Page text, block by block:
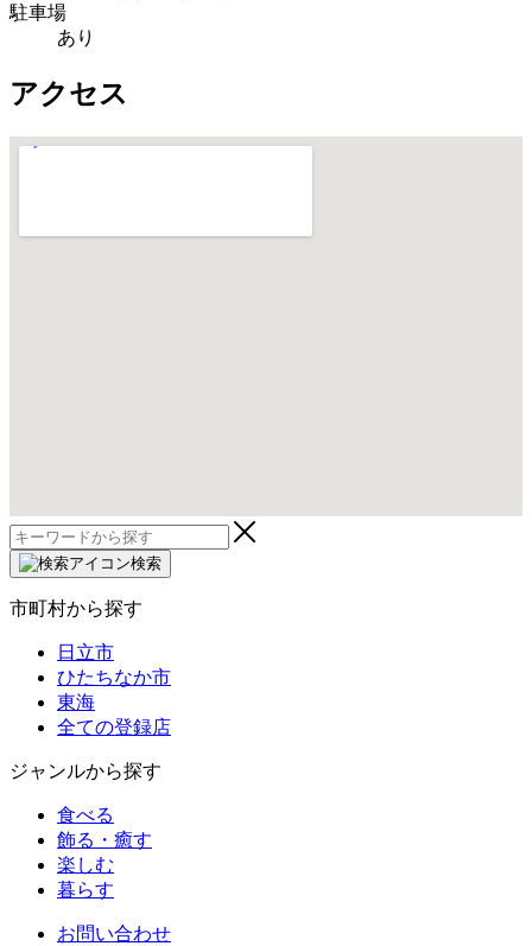
駐車場
あり
アクセス
検
索:
検索
市町村から探す
日立市
ひたちなか市
東海
全ての登録店
ジャンルから探す
食べる
飾る・癒す
楽しむ
暮らす
お問い合わせ